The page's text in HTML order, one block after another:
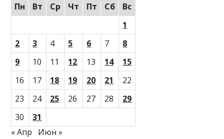
Пн
Вт Ср Чт Пт Сб
Вс
1
2
3 4 5 6 7
8
9
10 11 12 13 14
15
16
17 18 19 20 21
22
23
24 25 26 27 28
29
30
31
« Апр
Июн »